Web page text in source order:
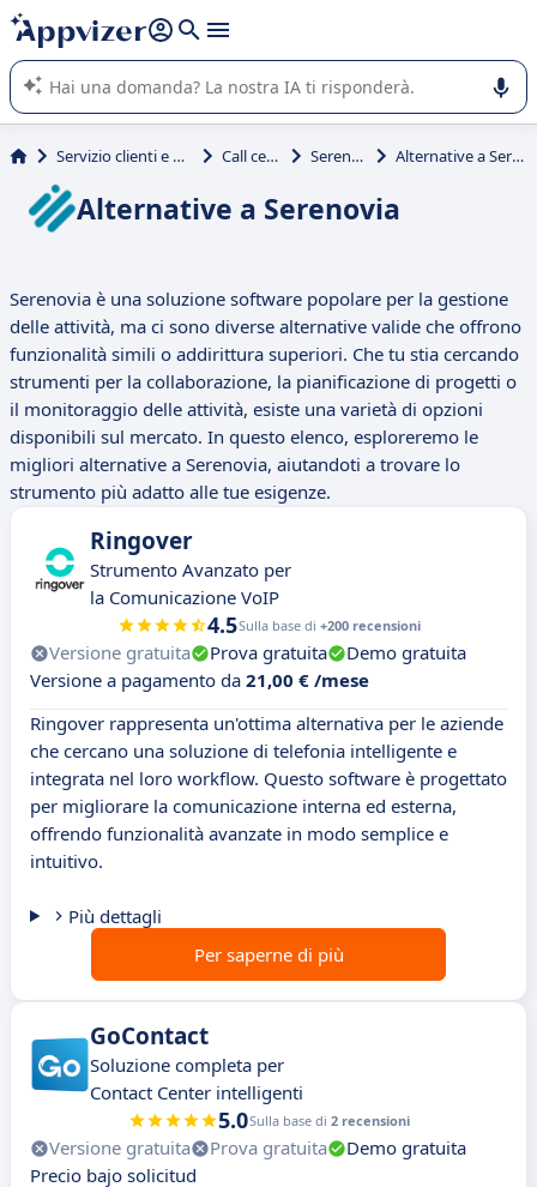
righe con
shift + enter
L'IA di Appvizer vi guida nell'utilizzo o nella scelta di un
software SaaS per la vostra azienda.
Servizio clienti e vendite Call center Serenovia Alternative a Serenovia
Alternative a Serenovia
Serenovia è una soluzione software popolare per la gestione
delle attività, ma ci sono diverse alternative valide che offrono
funzionalità simili o addirittura superiori. Che tu stia cercando
strumenti per la collaborazione, la pianificazione di progetti o
il monitoraggio delle attività, esiste una varietà di opzioni
disponibili sul mercato. In questo elenco, esploreremo le
migliori alternative a Serenovia, aiutandoti a trovare lo
strumento più adatto alle tue esigenze.
Ringover
Strumento Avanzato per
la Comunicazione VoIP
4.5Sulla base di +200 recensioni
Versione gratuita Prova gratuita
Demo gratuita
Versione a pagamento da 21,00 € /mese
Ringover rappresenta un'ottima alternativa per le aziende
che cercano una soluzione di telefonia intelligente e
integrata nel loro workflow. Questo software è progettato
per migliorare la comunicazione interna ed esterna,
offrendo funzionalità avanzate in modo semplice e
intuitivo.
Più dettagli
Per saperne di più
GoContact
Soluzione completa per
Contact Center intelligenti
5.0Sulla base di 2 recensioni
Versione gratuita Prova gratuita
Demo gratuita
Precio bajo solicitud